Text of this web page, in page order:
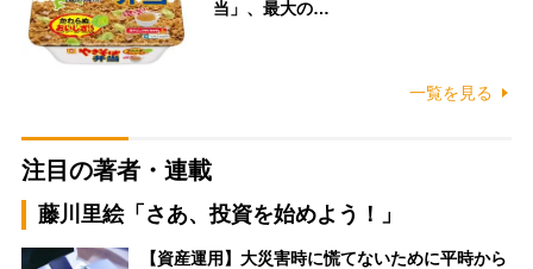
当」、最大の…
一覧を見る
注目の著者・連載
藤川里絵「さあ、投資を始めよう！」
【資産運用】大災害時に慌てないために平時から